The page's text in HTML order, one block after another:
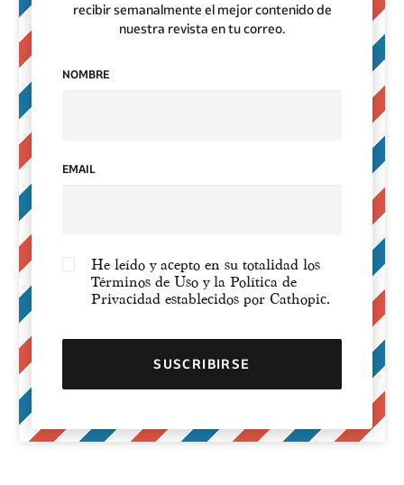
recibir semanalmente el mejor contenido de
nuestra revista en tu correo.
NOMBRE
EMAIL
He leído y acepto en su totalidad los
Términos de Uso y la Política de
Privacidad establecidos por Cathopic.